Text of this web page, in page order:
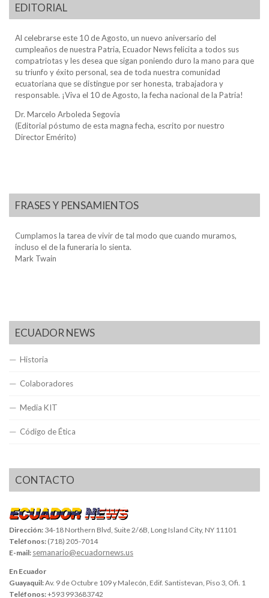
EDITORIAL
Al celebrarse este 10 de Agosto, un nuevo aniversario del
cumpleaños de nuestra Patria, Ecuador News felicita a todos sus
compatriotas y les desea que sigan poniendo duro la mano para que
su triunfo y éxito personal, sea de toda nuestra comunidad
ecuatoriana que se distingue por ser honesta, trabajadora y
responsable. ¡Viva el 10 de Agosto, la fecha nacional de la Patria!
Dr. Marcelo Arboleda Segovia
(Editorial póstumo de esta magna fecha, escrito por nuestro
Director Emérito)
FRASES Y PENSAMIENTOS
Cumplamos la tarea de vivir de tal modo que cuando muramos,
incluso el de la funeraria lo sienta.
Mark Twain
ECUADOR NEWS
Historia
Colaboradores
Media KIT
Código de Ética
CONTACTO
Dirección: 34-18 Northern Blvd, Suite 2/6B, Long Island City, NY 11101
Teléfonos: (718) 205-7014
E-mail: semanario@ecuadornews.us
En Ecuador
Guayaquil:Av. 9 de Octubre 109 y Malecón, Edif. Santistevan, Piso 3, Ofi. 1
Teléfonos:+593 993683742